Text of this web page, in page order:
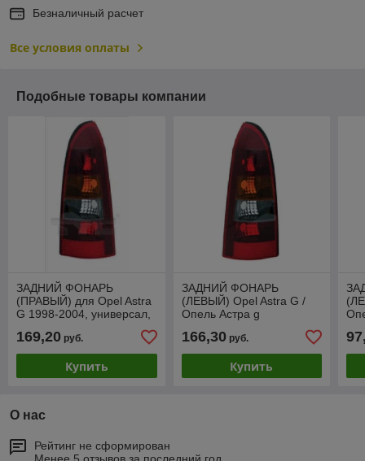
Безналичный расчет
Все условия оплаты
Подобные товары компании
ЗАДНИЙ ФОНАРЬ
(ПРАВЫЙ) для Opel Astra
G 1998-2004, универсал,
поворотником,
ZOP1915CR
169,20 руб.
Купить
ЗАДНИЙ ФОНАРЬ
(ЛЕВЫЙ) Opel Astra G /
Опель Астра g
166,30руб.
Купить
О нас
Рейтинг не сформирован